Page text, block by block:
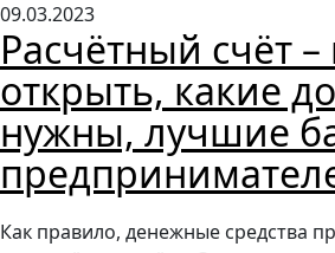
09.03.2023
Расчётный счёт –
открыть, какие
нужны, лучшие
Как правило, денежные средства